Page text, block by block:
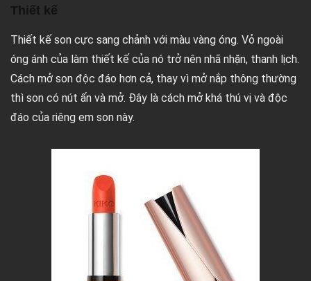
Thiết kế
Thiết kế son cực sang chảnh với màu vàng óng. Vỏ ngoài
óng ánh của làm thiết kế của nó trở nên nhã nhặn, thanh lịch.
Cách mở son độc đáo hơn cả, thay vì mở nắp thông thường
thì son có nút ấn và mở. Đây là cách mở khá thú vị và độc
đáo của riêng em son này.